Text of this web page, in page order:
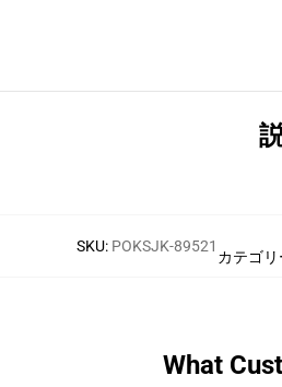
SKU: POKSJK-89521
カテゴリ
What